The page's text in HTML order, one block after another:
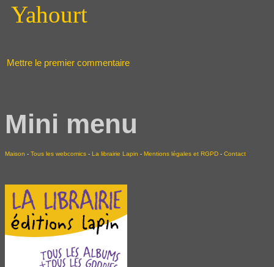
Mettre le premier commentaire
Mini menu
Maison - Tous les webcomics - La librairie Lapin - Mentions légales et RGPD - Contact